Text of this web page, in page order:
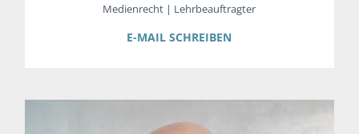
Medienrecht | Lehrbeauftragter
E-MAIL SCHREIBEN